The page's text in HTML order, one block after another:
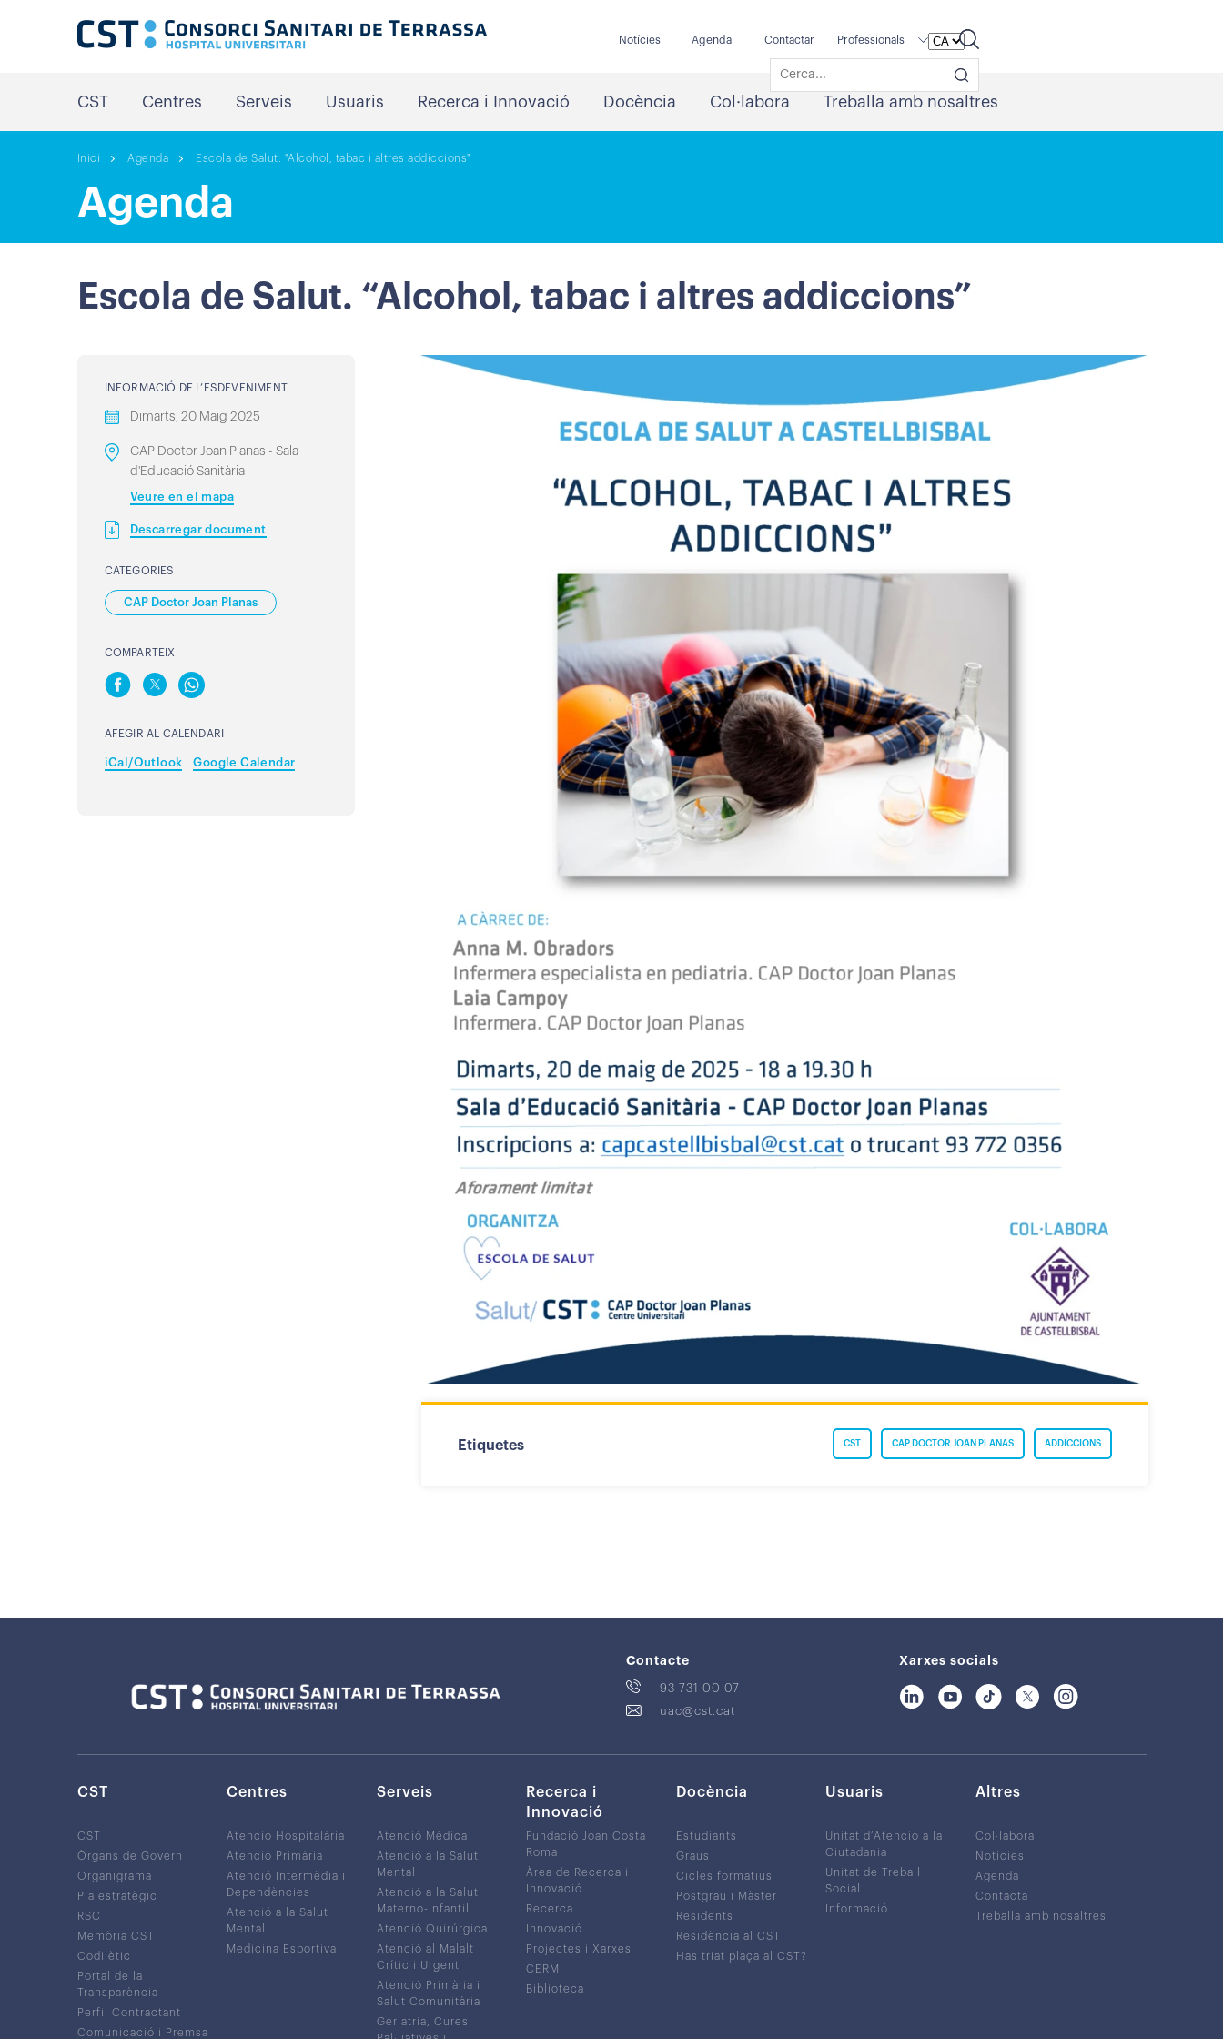
Notícies Agenda Contactar Professionals
CST Centres Serveis Usuaris Recerca i Innovació Docència Col·labora Treballa amb nosaltres
Inici Agenda Escola de Salut. "Alcohol, tabac i altres addiccions"
Agenda
Escola de Salut. “Alcohol, tabac i altres addiccions”
INFORMACIÓ DE L’ESDEVENIMENT
Dimarts, 20 Maig 2025
CAP Doctor Joan Planas - Sala
d'Educació Sanitària
Veure en el mapa
Descarregar document
CATEGORIES
CAP Doctor Joan Planas
COMPARTEIX
AFEGIR AL CALENDARI
iCal/Outlook Google Calendar
Etiquetes ADDICCIONS
CAP DOCTOR JOAN PLANAS
CST
Contacte
93 731 00 07
uac@cst.cat
Xarxes socials
CST
CST
Òrgans de Govern
Organigrama
Pla estratègic
RSC
Memòria CST
Codi ètic
Portal de la
Transparència
Perfil Contractant
Comunicació i Premsa
Centres
Atenció Hospitalària
Atenció Primària
Atenció Intermèdia i
Dependències
Atenció a la Salut
Mental
Medicina Esportiva
Serveis
Atenció Mèdica
Atenció a la Salut
Mental
Atenció a la Salut
Materno-Infantil
Atenció Quirúrgica
Atenció al Malalt
Crític i Urgent
Atenció Primària i
Salut Comunitària
Geriatria, Cures
Recerca i
Innovació
Fundació Joan Costa
Roma
Àrea de Recerca i
Innovació
Recerca
Innovació
Projectes i Xarxes
CERM
Biblioteca
Docència
Estudiants
Graus
Cicles formatius
Postgrau i Màster
Residents
Residència al CST
Has triat plaça al CST?
Usuaris
Unitat d’Atenció a la
Ciutadania
Unitat de Treball
Social
Informació
Altres
Col·labora
Notícies
Agenda
Contacta
Treballa amb nosaltres